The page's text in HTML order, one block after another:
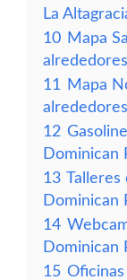
La
10 Mapa
alrededores
11
Mapa
alrededores
12
Dominican
13 Talleres
Dominican
14
Dominican
15